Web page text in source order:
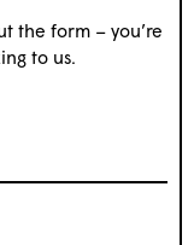
the form – you’re
to us.